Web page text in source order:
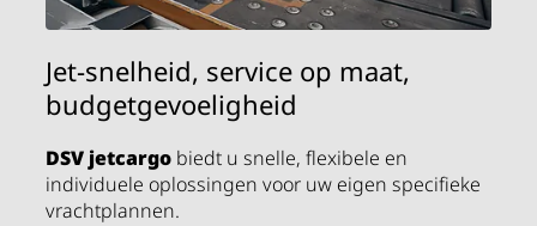
Jet-snelheid, service op maat,
budgetgevoeligheid
DSV jetcargo biedt u snelle, flexibele en
individuele oplossingen voor uw eigen specifieke
vrachtplannen.